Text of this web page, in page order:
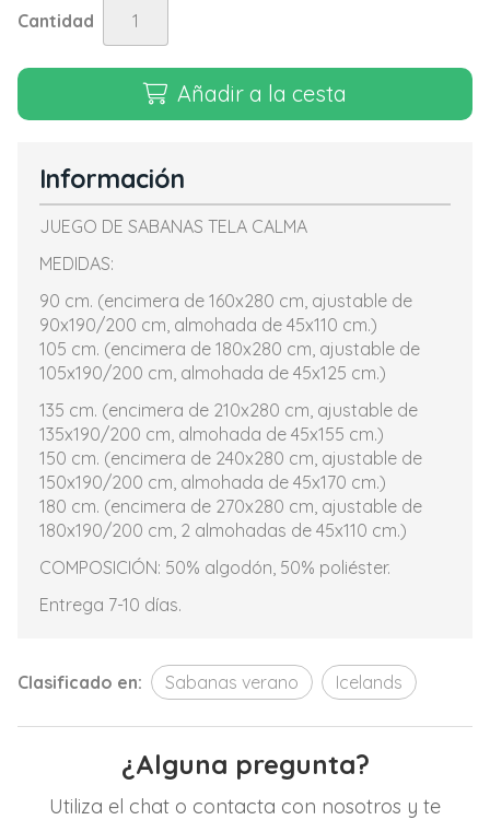
Cantidad
Añadir a la cesta
Información
JUEGO DE SABANAS TELA CALMA
MEDIDAS:
90 cm. (encimera de 160x280 cm, ajustable de
90x190/200 cm, almohada de 45x110 cm.)
105 cm. (encimera de 180x280 cm, ajustable de
105x190/200 cm, almohada de 45x125 cm.)
135 cm. (encimera de 210x280 cm, ajustable de
135x190/200 cm, almohada de 45x155 cm.)
150 cm. (encimera de 240x280 cm, ajustable de
150x190/200 cm, almohada de 45x170 cm.)
180 cm. (encimera de 270x280 cm, ajustable de
180x190/200 cm, 2 almohadas de 45x110 cm.)
COMPOSICIÓN: 50% algodón, 50% poliéster.
Entrega 7-10 días.
Clasificado en: Sabanas verano Icelands
¿Alguna pregunta?
Utiliza el chat o contacta con nosotros y te